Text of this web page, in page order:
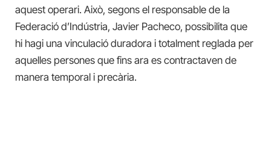
aquest operari. Això, segons el responsable de la
Federació d’Indústria, Javier Pacheco, possibilita que
hi hagi una vinculació duradora i totalment reglada per
aquelles persones que fins ara es contractaven de
manera temporal i precària.